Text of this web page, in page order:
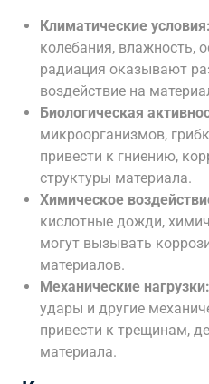
Климатические условия:
колебания, влажность,
радиация оказывают
воздействие на
Биологическая
микроорганизмов,
привести к гниению,
структуры материала.
Химическое
кислотные дожди,
могут вызывать
материалов.
Механические нагрузки:
удары и другие
привести к трещинам,
материала.